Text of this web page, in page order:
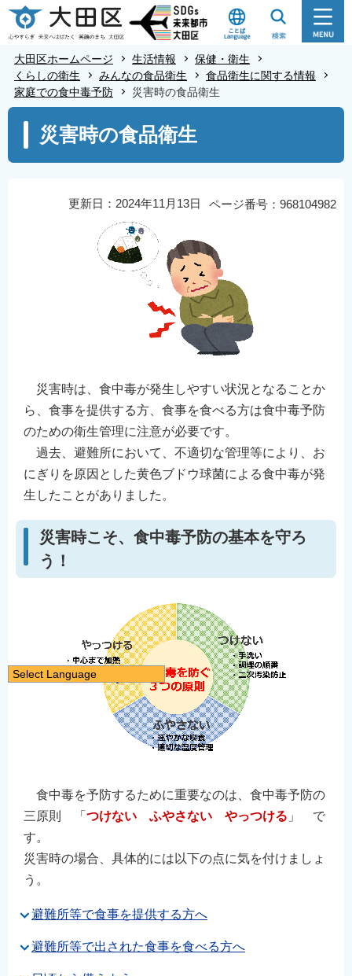
こ
の
の
頭
大田区ホームページ 生活情報
保健・衛生
くらしの衛生
みんなの食品衛生
食品衛生に関する情報
家庭での食中毒予防
災害時の食品衛生
こ
災害時の食品衛生
ページ番号：968104982
更新日：2024年11月13日
災害時は、食中毒が発生しやすい状況となることか
ら、食事を提供する方、食事を食べる方は食中毒予防
のための衛生管理に注意が必要です。
過去、避難所において、不適切な管理等により、お
にぎりを原因とした黄色ブドウ球菌による食中毒が発
生したことがありました。
災害時こそ、食中毒予防の基本を守ろ
う！
食中毒を予防するために重要なのは、食中毒予防の
三原則 「 つけない ふやさない やっつける 」 で
す。
災害時の場合、具体的には以下の点に気を付けましょ
う。
避難所等で食事を提供する方へ
避難所等で出された食事を食べる方へ
Select Language
한국어
नेपाली
Filipino